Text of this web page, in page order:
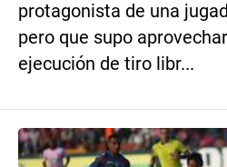
protagonista de una
pero que supo
ejecución de tiro libr...